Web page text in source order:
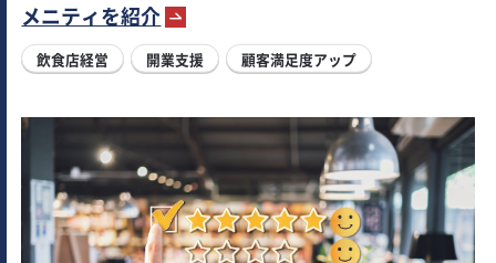
メニティを紹介
飲食店経営 開業支援 顧客満足度アップ